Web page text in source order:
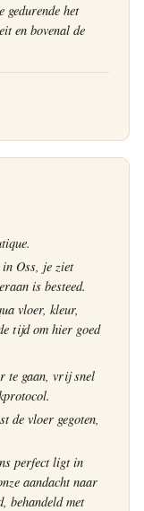
het
en bovenal de
in Oss, je ziet
is besteed.
vloer, kleur,
tijd om hier goed
te gaan, vrij snel
de vloer gegoten,
perfect ligt in
aandacht naar
behandeld met